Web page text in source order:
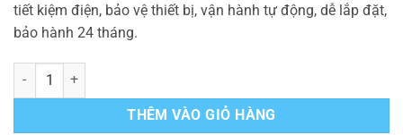
tiết kiệm điện, bảo vệ thiết bị, vận hành tự động, dễ lắp đặt,
bảo hành 24 tháng.
Bộ Điều Khiển Thông Minh Giữ Mức Nước Hồ Bơi Tràn Viền Tiết
THÊM VÀO GIỎ HÀNG